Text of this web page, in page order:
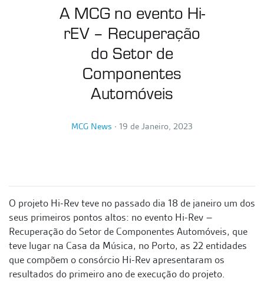
A MCG no evento Hi-
rEV – Recuperação
do Setor de
Componentes
Automóveis
MCG News ∙ 19 de Janeiro, 2023
O projeto Hi-Rev teve no passado dia 18 de janeiro um dos
seus primeiros pontos altos: no evento Hi-Rev –
Recuperação do Setor de Componentes Automóveis, que
teve lugar na Casa da Música, no Porto, as 22 entidades
que compõem o consórcio Hi-Rev apresentaram os
resultados do primeiro ano de execução do projeto.